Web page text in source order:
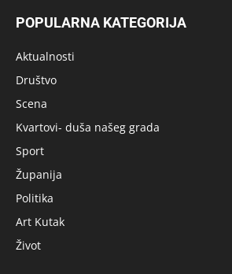
POPULARNA KATEGORIJA
Aktualnosti
Društvo
Scena
Kvartovi- duša našeg grada
Sport
Županija
Politika
Art Kutak
Život